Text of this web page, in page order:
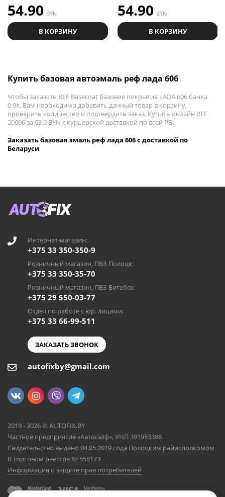
54.90 BYN
В КОРЗИНУ
54.90 BYN
В КОРЗИНУ
Купить базовая автоэмаль реф лада 606
Чтобы заказать REF Basecoat базовое покрытие LADA 606 банка
0.9л, Вам необходимо добавить данный товар в корзину,
проверить количество и подтвердить заказ. Купить онлайн REF
20606 за 63.9 BYN с курьерской доставкой по всей РБ.
Заказать базовая эмаль реф лада 606 с доставкой по
Беларуси
Интернет-магазин:
+375 33 350-350-9
Розничный магазин, ПВЗ Полоцк:
+375 33 350-35-70
Розничный магазин, ПВЗ Витебск:
+375 29 550-03-77
Отдел по работе с юр. лицами:
+375 33 66-99-511
ЗАКАЗАТЬ ЗВОНОК
autofixby@gmail.com
2019 - 2026 © AUTOFIX.BY
Частное предприятие «Автосэлф», УНП 391953388
Свидетельство выдано 04.05.2019 года Полоцким райисполкомом
В торговом реестре № 556173
Информация о защите прав потребителей